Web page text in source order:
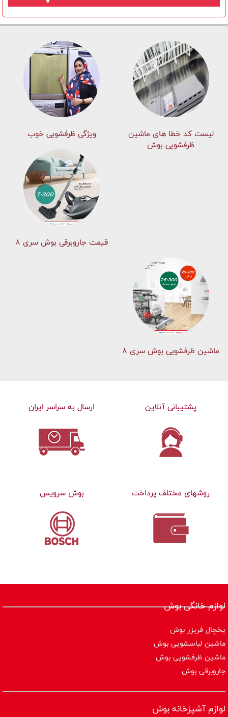
لیست کد خطا های ماشين
ظرفشویی بوش
ویژگی ظرفشویی خوب
قیمت جاروبرقی بوش سری ۸
ماشین ظرفشویی بوش سری 8
پشتیبانی آنلاین ارسال به سراسر ایران
روشهای مختلف پرداخت بوش سرویس
لوازم خانگی بوش
یخچال فریزر بوش
ماشین لباسشویی بوش
ماشین ظرفشویی بوش
جاروبرقی بوش
لوازم آشپزخانه بوش